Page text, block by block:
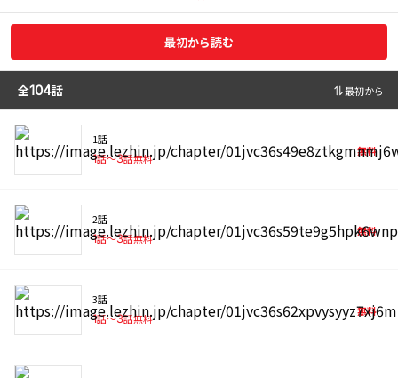
最初から読む
全104話 最初から
1話
1話〜3話無料
無料
2話
1話〜3話無料
無料
3話
1話〜3話無料
無料